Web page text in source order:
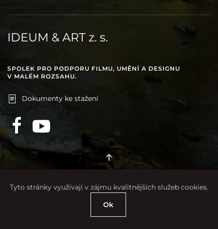
IDEUM & ART z. s.
SPOLEK PRO PODPORU FILMU, UMĚNÍ A DESIGNU
V MALÉM ROZSAHU.
Dokumenty ke stažení
vytvořilwww.pixelhouse.cz
Tyto stránky využívají v zájmu kvalitnějších služeb cookies.
Ok